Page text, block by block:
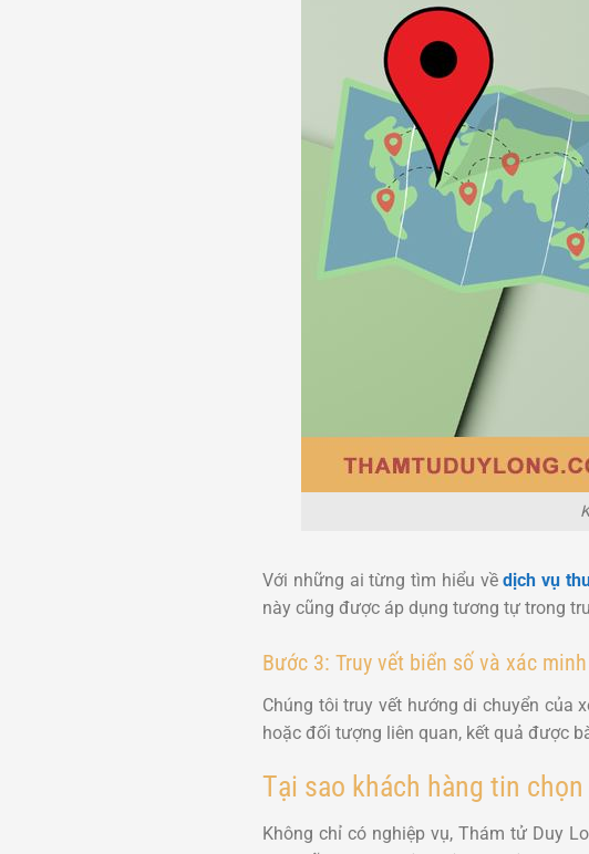
Với những ai từng tìm hiểu vềdịch vụ
này cũng được áp dụng tương tự trong
Bước 3: Truy vết biển số và xác
Chúng tôi truy vết hướng di chuyển của
hoặc đối tượng liên quan, kết quả được
Tại sao khách hàng tin
Không chỉ có nghiệp vụ, Thám tử Duy